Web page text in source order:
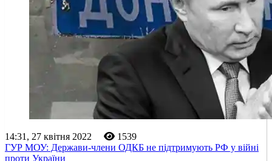
14:31, 27 квітня 2022
1539
ГУР МОУ: Держави-члени ОДКБ не підтримують РФ у війні
проти України